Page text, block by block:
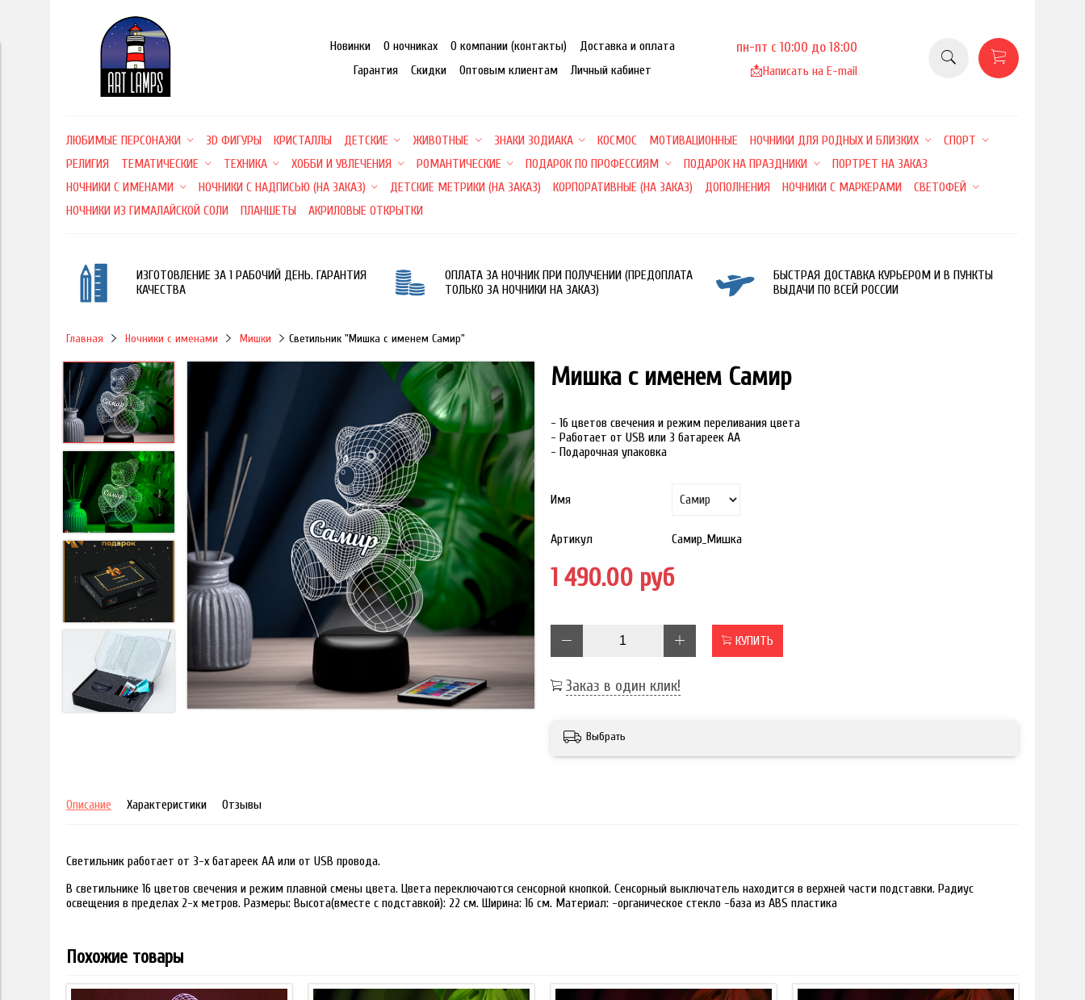
Новинки О ночниках О компании (контакты)
Доставка и оплата
Гарантия
Скидки Оптовым клиентам Личный кабинет
пн-пт с 10:00 до 18:00
📩Написать на E-mail
ЛЮБИМЫЕ ПЕРСОНАЖИ 3D ФИГУРЫ КРИСТАЛЛЫ ДЕТСКИЕ ЖИВОТНЫЕ ЗНАКИ ЗОДИАКА КОСМОС МОТИВАЦИОННЫЕ НОЧНИКИ ДЛЯ РОДНЫХ И БЛИЗКИХ
СПОРТ
РЕЛИГИЯ
ТЕМАТИЧЕСКИЕ ТЕХНИКА ХОББИ И УВЛЕЧЕНИЯ РОМАНТИЧЕСКИЕ ПОДАРОК ПО ПРОФЕССИЯМ ПОДАРОК НА ПРАЗДНИКИ
ПОРТРЕТ НА ЗАКАЗ
НОЧНИКИ С ИМЕНАМИ
НОЧНИКИ С НАДПИСЬЮ (НА ЗАКАЗ) ДЕТСКИЕ МЕТРИКИ (НА ЗАКАЗ) КОРПОРАТИВНЫЕ (НА ЗАКАЗ) ДОПОЛНЕНИЯ НОЧНИКИ С МАРКЕРАМИ
СВЕТОФЕЙ
НОЧНИКИ ИЗ ГИМАЛАЙСКОЙ СОЛИ
ПЛАНШЕТЫ АКРИЛОВЫЕ ОТКРЫТКИ
ИЗГОТОВЛЕНИЕ ЗА 1 РАБОЧИЙ ДЕНЬ. ГАРАНТИЯ
КАЧЕСТВА
ОПЛАТА ЗА НОЧНИК ПРИ ПОЛУЧЕНИИ (ПРЕДОПЛАТА
ТОЛЬКО ЗА НОЧНИКИ НА ЗАКАЗ)
БЫСТРАЯ ДОСТАВКА КУРЬЕРОМ И В ПУНКТЫ
ВЫДАЧИ ПО ВСЕЙ РОССИИ
Главная Ночники с именами Мишки Светильник "Мишка с именем Самир"
Мишка с именем Самир
- 16 цветов свечения и режим переливания цвета
- Работает от USB или 3 батареек АА
- Подарочная упаковка
Имя
Артикул Самир_Мишка
1 490.00 руб
КУПИТЬ
Заказ в один клик!
Выбрать
Описание Характеристики Отзывы
Светильник работает от 3-х батареек АА или от USB провода.
В светильнике 16 цветов свечения и режим плавной смены цвета. Цвета переключаются сенсорной кнопкой. Сенсорный выключатель находится в верхней части подставки. Радиус
освещения в пределах 2-х метров. Размеры: Высота(вместе с подставкой): 22 см. Ширина: 16 см. Материал: -органическое стекло -база из ABS пластика
Похожие товары